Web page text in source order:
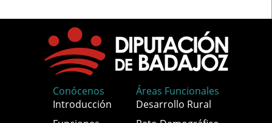
Conócenos
Introducción
Áreas Funcionales
Desarrollo Rural